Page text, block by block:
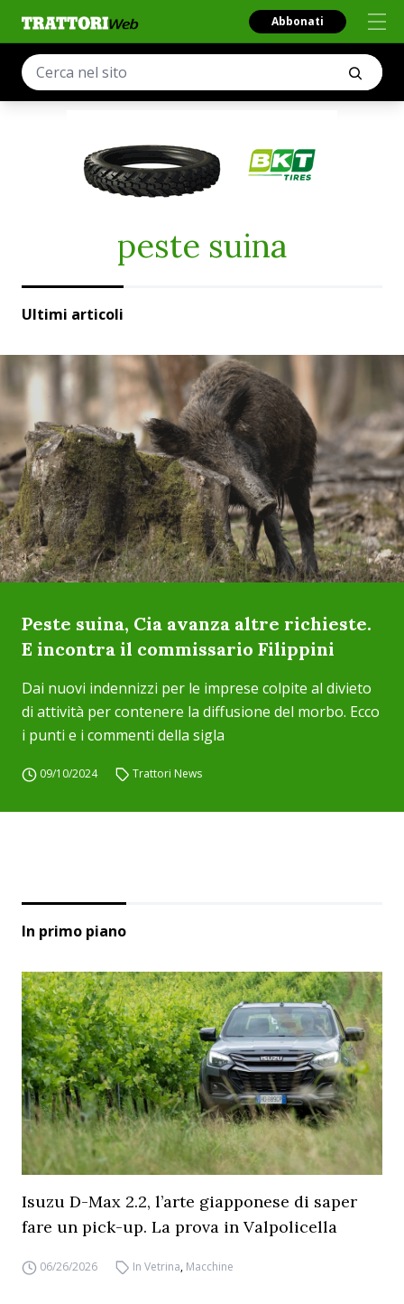
Abbonati
peste suina
Ultimi articoli
Peste suina, Cia avanza altre richieste.
E incontra il commissario Filippini
Dai nuovi indennizzi per le imprese colpite al divieto
di attività per contenere la diffusione del morbo. Ecco
i punti e i commenti della sigla
09/10/2024 Trattori News
In primo piano
Isuzu D-Max 2.2, l’arte giapponese di saper
fare un pick-up. La prova in Valpolicella
06/26/2026 In Vetrina, Macchine